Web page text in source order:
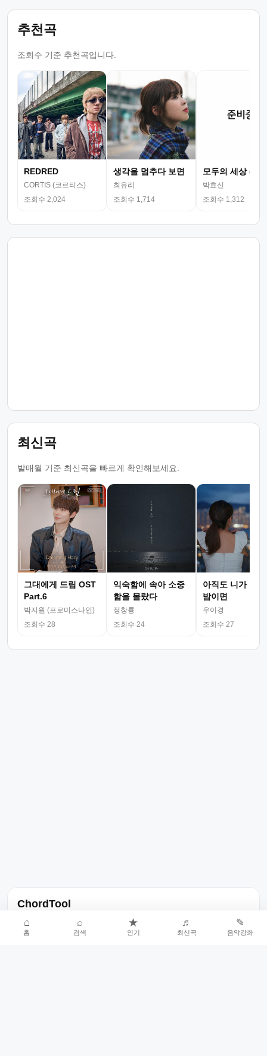
추천곡
조회수 기준 추천곡입니다.
REDRED
CORTIS (코르티스)
조회수 2,024
생각을 멈추다 보면
최유리
조회수 1,714
모두의 세상 (뮤
박효신
조회수 1,312
최신곡
발매월 기준 최신곡을 빠르게 확인해보세요.
그대에게 드림 OST
Part.6
박지원 (프로미스나인)
조회수 28
익숙함에 속아 소중
함을 몰랐다
정창룡
조회수 24
아직도 니가 그
밤이면
우이경
조회수 27
ChordTool
노래 가사, 곡 정보, 코드, 악보를 한곳에서 찾을 수 있는 음악 정보
서비스입니다.
⌂
홈
⌕
검색
★
인기
♬
최신곡
✎
음악강좌